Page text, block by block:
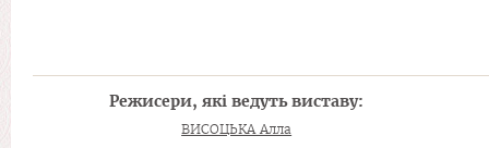
Режисери, які ведуть виставу:
ВИСОЦЬКА Алла